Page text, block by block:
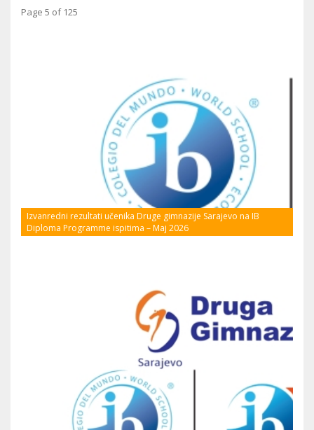
Page 5 of 125
Izvanredni rezultati učenika Druge gimnazije Sarajevo na IB
Diploma Programme ispitima – Maj 2026